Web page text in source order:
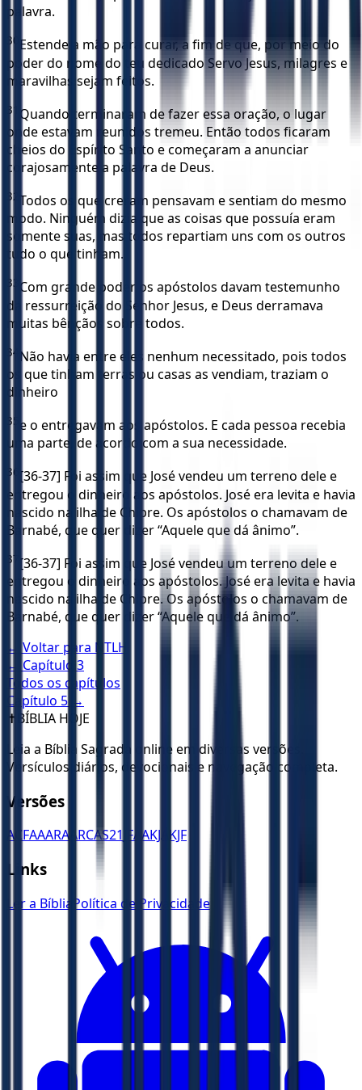
palavra.
30 Estende a mão para curar, a fim de que, por meio do
poder do nome do teu dedicado Servo Jesus, milagres e
maravilhas sejam feitos.
31
Quando terminaram de fazer essa oração, o lugar
onde estavam reunidos tremeu. Então todos ficaram
cheios do Espírito Santo e começaram a anunciar
corajosamente a palavra de Deus.
32 Todos os que creram pensavam e sentiam do mesmo
modo. Ninguém dizia que as coisas que possuía eram
somente suas, mas todos repartiam uns com os outros
tudo o que tinham.
33 Com grande poder os apóstolos davam testemunho
da ressurreição do Senhor Jesus, e Deus derramava
muitas bênçãos sobre todos.
34 Não havia entre eles nenhum necessitado, pois todos
os que tinham terras ou casas as vendiam, traziam o
dinheiro
35 e o entregavam aos apóstolos. E cada pessoa recebia
uma parte, de acordo com a sua necessidade.
36 [36-37] Foi assim que José vendeu um terreno dele e
entregou o dinheiro aos apóstolos. José era levita e havia
nascido na ilha de Chipre. Os apóstolos o chamavam de
Barnabé, que quer dizer “Aquele que dá ânimo”.
37 [36-37] Foi assim que José vendeu um terreno dele e
entregou o dinheiro aos apóstolos. José era levita e havia
nascido na ilha de Chipre. Os apóstolos o chamavam de
Barnabé, que quer dizer “Aquele que dá ânimo”.
← Voltar para NTLH
← Capítulo 3
Todos os capítulos
Capítulo 5 →
✝️ BÍBLIA HOJE
Leia a Bíblia Sagrada online em diversas versões.
Versículos diários, devocionais e navegação completa.
Versões
ACFAAARA ARCAS21 JFAAKJA KJF
Links
Ler a Bíblia Política de Privacidade